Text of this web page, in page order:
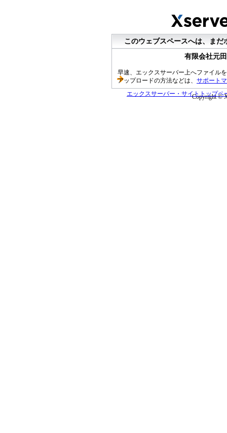
このウェブスペースへは、ま
有限会社元
早速、エックスサーバー上へファイル
アップロードの方法などは、 サポート
エックスサーバー・サイトトップペ
Copyright ©